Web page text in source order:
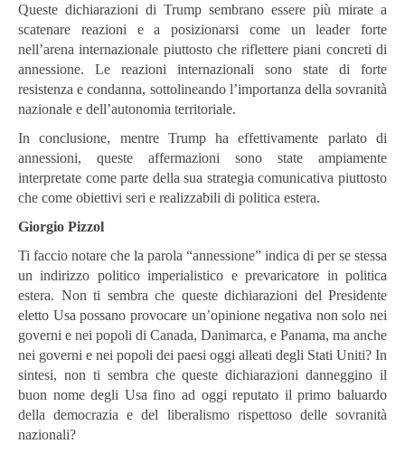
Queste dichiarazioni di Trump sembrano essere più mirate a
scatenare reazioni e a posizionarsi come un leader forte
nell’arena internazionale piuttosto che riflettere piani concreti di
annessione. Le reazioni internazionali sono state di forte
resistenza e condanna, sottolineando l’importanza della sovranità
nazionale e dell’autonomia territoriale.
In conclusione, mentre Trump ha effettivamente parlato di
annessioni, queste affermazioni sono state ampiamente
interpretate come parte della sua strategia comunicativa piuttosto
che come obiettivi seri e realizzabili di politica estera.
Giorgio Pizzol
Ti faccio notare che la parola “annessione” indica di per se stessa
un indirizzo politico imperialistico e prevaricatore in politica
estera. Non ti sembra che queste dichiarazioni del Presidente
eletto Usa possano provocare un’opinione negativa non solo nei
governi e nei popoli di Canada, Danimarca, e Panama, ma anche
nei governi e nei popoli dei paesi oggi alleati degli Stati Uniti? In
sintesi, non ti sembra che queste dichiarazioni danneggino il
buon nome degli Usa fino ad oggi reputato il primo baluardo
della democrazia e del liberalismo rispettoso delle sovranità
nazionali?